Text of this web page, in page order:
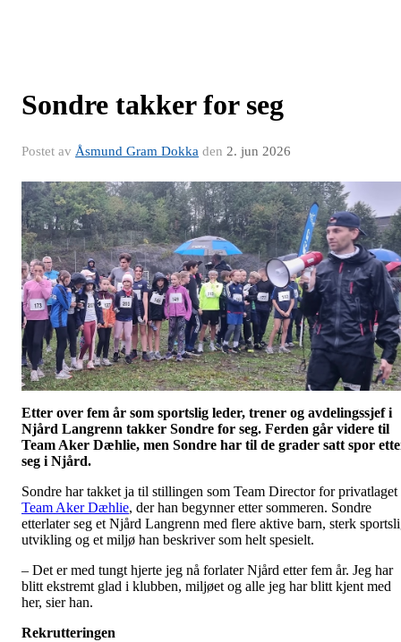
Sondre takker for seg
Postet av Åsmund Gram Dokka den 2. jun 2026
Etter over fem år som sportslig leder, trener og avdelingssjef i
Njård Langrenn takker Sondre for seg. Ferden går videre til
Team Aker Dæhlie, men Sondre har til de grader satt spor
seg i Njård.
Sondre har takket ja til stillingen som Team Director for privatlaget
Team Aker Dæhlie, der han begynner etter sommeren. Sondre
etterlater seg et Njård Langrenn med flere aktive barn, sterk
utvikling og et miljø han beskriver som helt spesielt.
– Det er med tungt hjerte jeg nå forlater Njård etter fem år. Jeg har
blitt ekstremt glad i klubben, miljøet og alle jeg har blitt kjent med
her, sier han.
Rekrutteringen